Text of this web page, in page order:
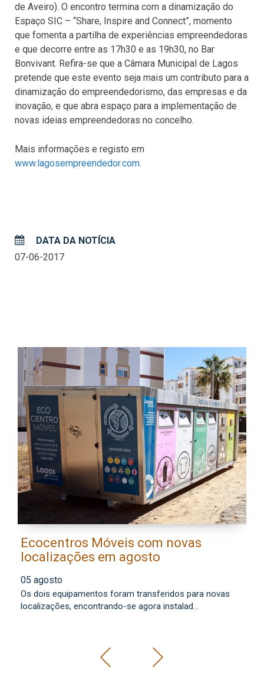
de Aveiro). O encontro termina com a dinamização do
Espaço SIC – “Share, Inspire and Connect”, momento
que fomenta a partilha de experiências empreendedoras
e que decorre entre as 17h30 e as 19h30, no Bar
Bonvivant. Refira-se que a Câmara Municipal de Lagos
pretende que este evento seja mais um contributo para a
dinamização do empreendedorismo, das empresas e da
inovação, e que abra espaço para a implementação de
novas ideias empreendedoras no concelho.
Mais informações e registo em
www.lagosempreendedor.com.
DATA DA NOTÍCIA
07-06-2017
Ecocentros Móveis com novas
localizações em agosto
05 agosto
Os dois equipamentos foram transferidos para novas
localizações, encontrando-se agora instalad...